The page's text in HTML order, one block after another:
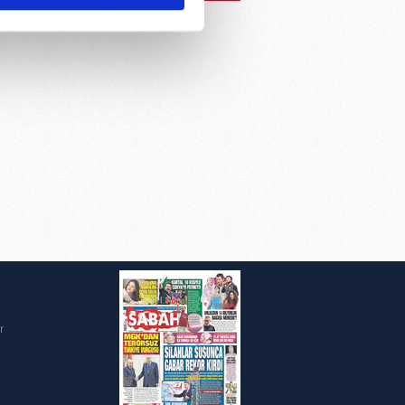
gösterilmeyecektir."
kullanılmaktadır. Bu
sunulması
ve sizlere yönelik
detaylı bilgi için Ayarlar
ve sitemizde ilgili